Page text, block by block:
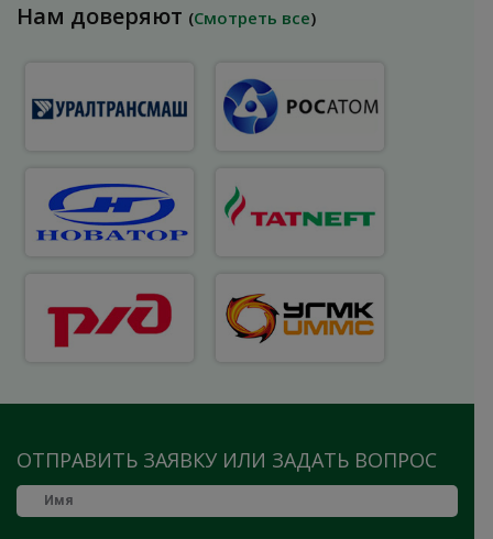
Нам доверяют (Смотреть все)
ОТПРАВИТЬ ЗАЯВКУ ИЛИ ЗАДАТЬ ВОПРОС